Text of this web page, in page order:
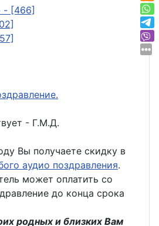
- [466]
- Г.М.Д.
Вы получаете скидку в
аудио поздравления.
может оплатить со
до конца срока
родных и близких Вам